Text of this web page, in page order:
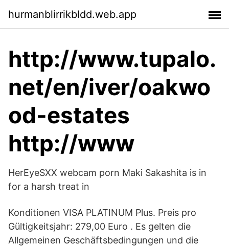
hurmanblirrikbldd.web.app
http://www.tupalo.
net/en/iver/oakwo
od-estates
http://www
HerEyeSXX webcam porn Maki Sakashita is in
for a harsh treat in
Konditionen VISA PLATINUM Plus. Preis pro
Gültigkeitsjahr: 279,00 Euro . Es gelten die
Allgemeinen Geschäftsbedingungen und die